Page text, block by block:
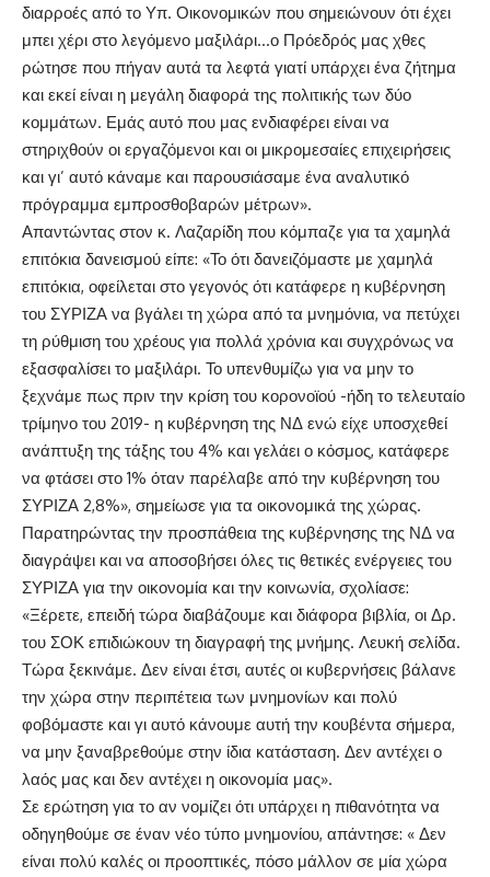
διαρροές από το Υπ. Οικονομικών που σημειώνουν ότι έχει
μπει χέρι στο λεγόμενο μαξιλάρι…ο Πρόεδρός μας χθες
ρώτησε που πήγαν αυτά τα λεφτά γιατί υπάρχει ένα ζήτημα
και εκεί είναι η μεγάλη διαφορά της πολιτικής των δύο
κομμάτων. Εμάς αυτό που μας ενδιαφέρει είναι να
στηριχθούν οι εργαζόμενοι και οι μικρομεσαίες επιχειρήσεις
και γι’ αυτό κάναμε και παρουσιάσαμε ένα αναλυτικό
πρόγραμμα εμπροσθοβαρών μέτρων».
Απαντώντας στον κ. Λαζαρίδη που κόμπαζε για τα χαμηλά
επιτόκια δανεισμού είπε: «Το ότι δανειζόμαστε με χαμηλά
επιτόκια, οφείλεται στο γεγονός ότι κατάφερε η κυβέρνηση
του ΣΥΡΙΖΑ να βγάλει τη χώρα από τα μνημόνια, να πετύχει
τη ρύθμιση του χρέους για πολλά χρόνια και συγχρόνως να
εξασφαλίσει το μαξιλάρι. Το υπενθυμίζω για να μην το
ξεχνάμε πως πριν την κρίση του κορονοϊού -ήδη το τελευταίο
τρίμηνο του 2019- η κυβέρνηση της ΝΔ ενώ είχε υποσχεθεί
ανάπτυξη της τάξης του 4% και γελάει ο κόσμος, κατάφερε
να φτάσει στο 1% όταν παρέλαβε από την κυβέρνηση του
ΣΥΡΙΖΑ 2,8%», σημείωσε για τα οικονομικά της χώρας.
Παρατηρώντας την προσπάθεια της κυβέρνησης της ΝΔ να
διαγράψει και να αποσοβήσει όλες τις θετικές ενέργειες του
ΣΥΡΙΖΑ για την οικονομία και την κοινωνία, σχολίασε:
«Ξέρετε, επειδή τώρα διαβάζουμε και διάφορα βιβλία, οι Δρ.
του ΣΟΚ επιδιώκουν τη διαγραφή της μνήμης. Λευκή σελίδα.
Τώρα ξεκινάμε. Δεν είναι έτσι, αυτές οι κυβερνήσεις βάλανε
την χώρα στην περιπέτεια των μνημονίων και πολύ
φοβόμαστε και γι αυτό κάνουμε αυτή την κουβέντα σήμερα,
να μην ξαναβρεθούμε στην ίδια κατάσταση. Δεν αντέχει ο
λαός μας και δεν αντέχει η οικονομία μας».
Σε ερώτηση για το αν νομίζει ότι υπάρχει η πιθανότητα να
οδηγηθούμε σε έναν νέο τύπο μνημονίου, απάντησε: « Δεν
είναι πολύ καλές οι προοπτικές, πόσο μάλλον σε μία χώρα